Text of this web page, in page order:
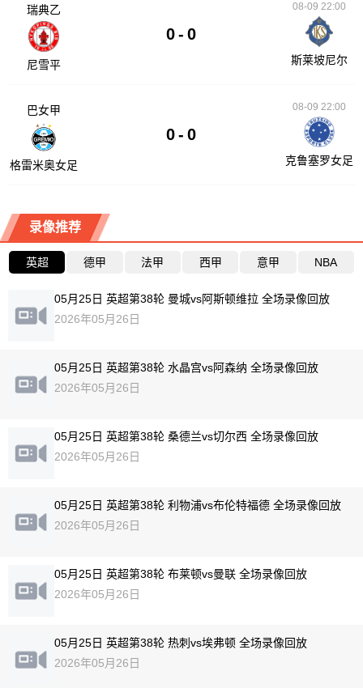
瑞典乙
尼雪平
0 - 0
08-09 22:00
斯莱坡尼尔
巴女甲
格雷米奥女足
0 - 0
08-09 22:00
克鲁塞罗女足
录像推荐
英超 德甲 法甲 西甲 意甲 NBA
05月25日 英超第38轮 曼城vs阿斯顿维拉 全场录像回放
2026年05月26日
05月25日 英超第38轮 水晶宫vs阿森纳 全场录像回放
2026年05月26日
05月25日 英超第38轮 桑德兰vs切尔西 全场录像回放
2026年05月26日
05月25日 英超第38轮 利物浦vs布伦特福德 全场录像回放
2026年05月26日
05月25日 英超第38轮 布莱顿vs曼联 全场录像回放
2026年05月26日
05月25日 英超第38轮 热刺vs埃弗顿 全场录像回放
2026年05月26日